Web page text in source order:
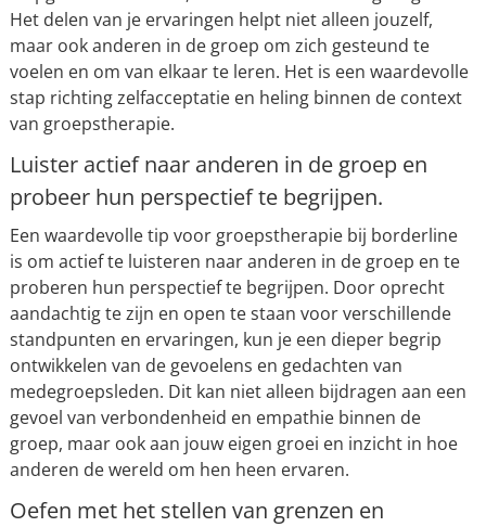
Het delen van je ervaringen helpt niet alleen jouzelf,
maar ook anderen in de groep om zich gesteund te
voelen en om van elkaar te leren. Het is een waardevolle
stap richting zelfacceptatie en heling binnen de context
van groepstherapie.
Luister actief naar anderen in de groep en
probeer hun perspectief te begrijpen.
Een waardevolle tip voor groepstherapie bij borderline
is om actief te luisteren naar anderen in de groep en te
proberen hun perspectief te begrijpen. Door oprecht
aandachtig te zijn en open te staan voor verschillende
standpunten en ervaringen, kun je een dieper begrip
ontwikkelen van de gevoelens en gedachten van
medegroepsleden. Dit kan niet alleen bijdragen aan een
gevoel van verbondenheid en empathie binnen de
groep, maar ook aan jouw eigen groei en inzicht in hoe
anderen de wereld om hen heen ervaren.
Oefen met het stellen van grenzen en